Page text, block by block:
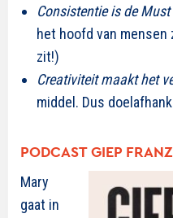
Consistentie is de
het hoofd van
zit!)​
Creativiteit maakt het
middel. Dus
PODCAST GIEP
Mary
gaat in